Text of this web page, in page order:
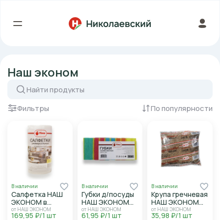
Наш эконом
Фильтры По популярности
В наличии
Салфетка НАШ
ЭКОНОМ в
рулоне cух/
влажн уборки
от НАШ ЭКОНОМ
169,95 ₽/1 шт
В наличии
Губки д/посуды
НАШ ЭКОНОМ
Макси Лайт
10шт
от НАШ ЭКОНОМ
61,95 ₽/1 шт
В наличии
Крупа гречневая
НАШ ЭКОНОМ
800г
от НАШ ЭКОНОМ
35,98 ₽/1 шт